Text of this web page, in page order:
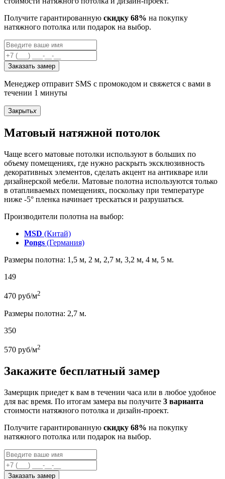
Получите гарантированную скидку 68% на покупку
натяжного потолка или подарок на выбор.
Заказать замер
Менеджер отправит SMS с промокодом и свяжется с вами в
течении 1 минуты
Закрытьx
Матовый натяжной потолок
Чаще всего матовые потолки используют в больших по
объему помещениях, где нужно раскрыть эксклюзивность
декоративных элементов, сделать акцент на антикваре или
дизайнерской мебели. Матовые полотна используются только
в отапливаемых помещениях, поскольку при температуре
ниже -5° пленка начинает трескаться и разрушаться.
Производители полотна на выбор:
MSD (Китай)
Pongs (Германия)
Размеры полотна: 1,5 м, 2 м, 2,7 м, 3,2 м, 4 м, 5 м.
149
470 руб/м2
Размеры полотна: 2,7 м.
350
570 руб/м2
Закажите бесплатный замер
Замерщик приедет к вам в течении часа или в любое удобное
для вас время. По итогам замера вы получите 3 варианта
стоимости натяжного потолка и дизайн-проект.
Получите гарантированную скидку 68% на покупку
натяжного потолка или подарок на выбор.
Заказать замер